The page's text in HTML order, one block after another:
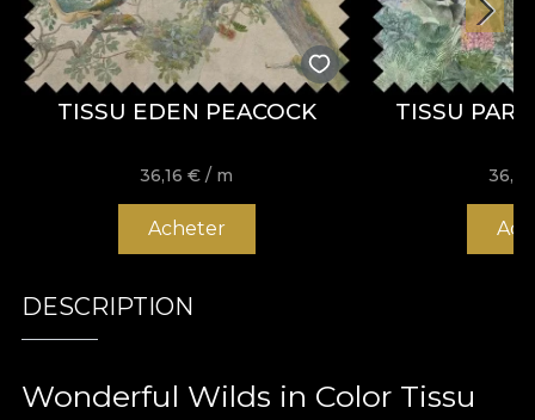
TISSU EDEN PEACOCK
36,16€ / m
Acheter
TISSU
DESCRIPTION
Wonderful Wilds in Color Tissu